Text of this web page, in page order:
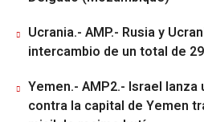
Ucrania.- AMP.- Rusia y
intercambio de un total de
Yemen.- AMP2.- Israel lanza
contra la capital de Yemen